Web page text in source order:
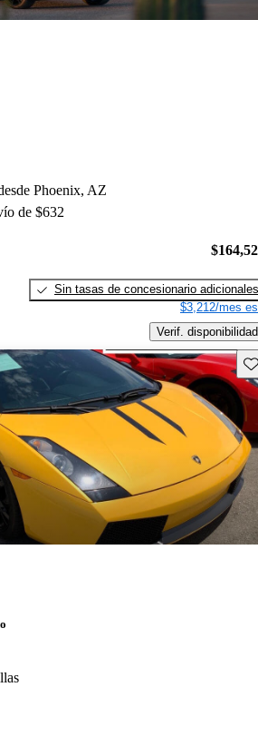
Phoenix, AZ
de $632
Sin tasas de concesionario adicionales
$3,212/mes
Verif. disponibilidad